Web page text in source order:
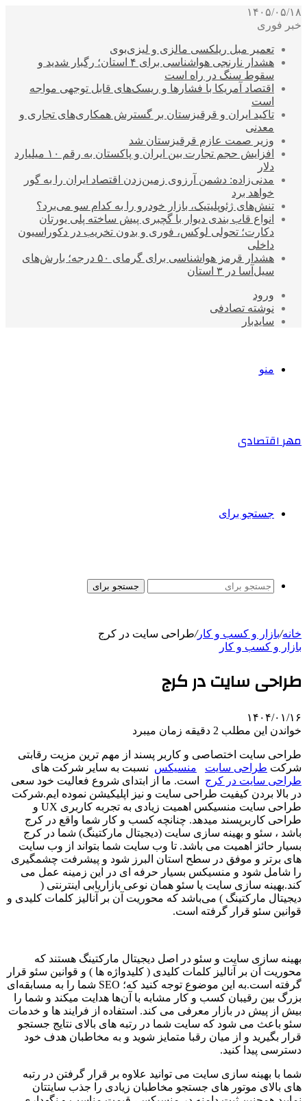
۱۴۰۵/۰۵/۱۸
خبر فوری
تعمیر مبل ریلکسی مالزی و لیزی‌بوی
هشدار نارنجی هواشناسی برای ۴ استان؛ رگبار شدید و
سقوط سنگ در راه است
اقتصاد آمریکا با فشارها و ریسک‌های قابل توجهی مواجه
است
تاکید ایران و قرقیزستان بر گسترش همکاری‌های تجاری و
معدنی
وزیر صمت عازم قرقیزستان شد
افزایش حجم تجارت بین ایران و پاکستان به رقم ۱۰ میلیارد
دلار
مدنی‌زاده: دشمن آرزوی زمین‌زدن اقتصاد ایران را به گور
خواهد برد
تنش‌های ژئوپلیتیک، بازار خودرو را به کدام سو می‌برد؟
انواع قاب بندی دیوار با گچبری پیش ساخته پلی یورتان
دکارت؛ تحولی لوکس، فوری و بدون تخریب در دکوراسیون
داخلی
هشدار قرمز هواشناسی برای گرمای ۵۰ درجه؛ بارش‌های
سیل‌آسا در ۳ استان
ورود
نوشته تصادفی
سایدبار
منو
مهر اقتصادی
جستجو برای
جستجو برای
خانه/بازار و کسب و کار/طراحی سایت در کرج
بازار و کسب و کار
طراحی سایت در کرج
۱۴۰۴/۰۱/۱۶
خواندن این مطلب 2 دقیقه زمان میبرد
طراحی سایت اختصاصی و کاربر پسند از مهم ترین مزیت رقابتی
شرکت طراحی سایت منسیکس نسبت به سایر شرکت های
طراحی سایت در کرج است. ما از ابتدای شروع فعالیت خود سعی
در بالا بردن کیفیت طراحی سایت و نیز اپلیکیشن نموده ایم.شرکت
طراحی سایت منسیکس اهمیت زیادی به تجربه کاربری UX و
طراحی کاربرپسند میدهد. چنانچه کسب و کار شما واقع در کرج
باشد ، سئو و بهینه سازی سایت (دیجیتال مارکتینگ) شما در کرج
بسیار حائز اهمیت می باشد. تا وب سایت شما بتواند از وب سایت
های برتر و موفق در سطح استان البرز شود و پیشرفت چشمگیری
را شامل شود و منسیکس بسیار حرفه ای در این زمینه عمل می
کند.بهینه سازی سایت یا سئو همان نوعی بازاریابی اینترنتی (
دیجیتال مارکتینگ ) می‌باشد که محوریت آن بر آنالیز کلمات کلیدی و
قوانین سئو قرار گرفته است.
بهینه سازی سایت و سئو در اصل دیجیتال مارکتینگ هستند که
محوریت آن بر آنالیز کلمات کلیدی ( کلیدواژه ها ) و قوانین سئو قرار
گرفته است.به این موضوع توجه کنید که؛ SEO شما را به مسابقه‌ای
بزرگ بین رقیبان کسب و کار مشابه با آن‌‌ها هدایت می‎کند و شما را
بیش از پیش در بازار معرفی می‌ کند. استفاده از فرایند ها و خدمات
سئو باعث می شود که سایت شما در رتبه‌ های بالای نتایج جستجو
قرار بگیرید و از میان رقبا متمایز شوید و به مخاطبان هدف خود
دسترسی پیدا کنید.
شما با بهینه سازی سایت می‌ توانید علاوه بر قرار گرفتن در رتبه
های بالای موتور های جستجو مخاطبان زیادی را جذب سایتتان